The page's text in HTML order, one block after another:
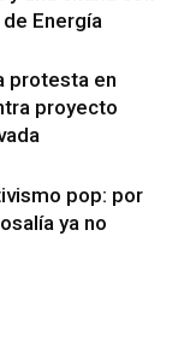
Energía
protesta en
proyecto
pop: por
ya no